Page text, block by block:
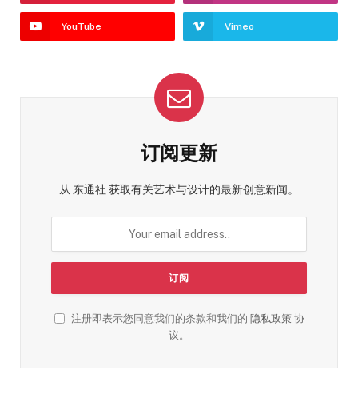
YouTube Vimeo
订阅更新
从 东通社 获取有关艺术与设计的最新创意新闻。
注册即表示您同意我们的条款和我们的 隐私政策协
议。